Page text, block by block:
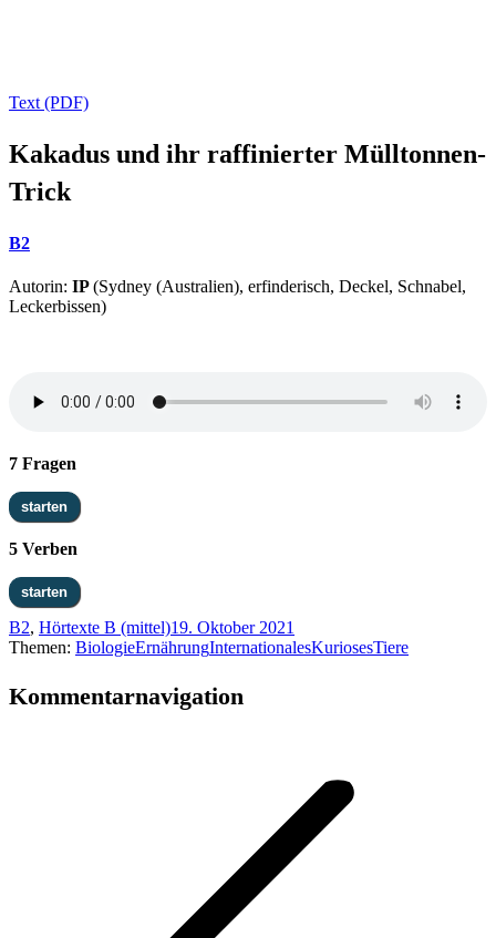
Text (PDF)
Kakadus und ihr raffinierter Mülltonnen-
Trick
B2
Autorin: IP(Sydney (Australien), erfinderisch, Deckel, Schnabel,
Leckerbissen)
7 Fragen
5 Verben
B2, Hörtexte B (mittel)19. Oktober 2021
Themen: BiologieErnährungInternationalesKuriosesTiere
Kommentarnavigation